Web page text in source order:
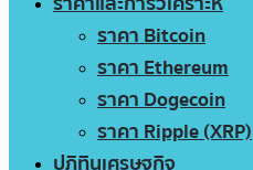
ราคา Bitcoin
ราคา Ethereum
ราคา Dogecoin
ราคา Ripple (XRP)